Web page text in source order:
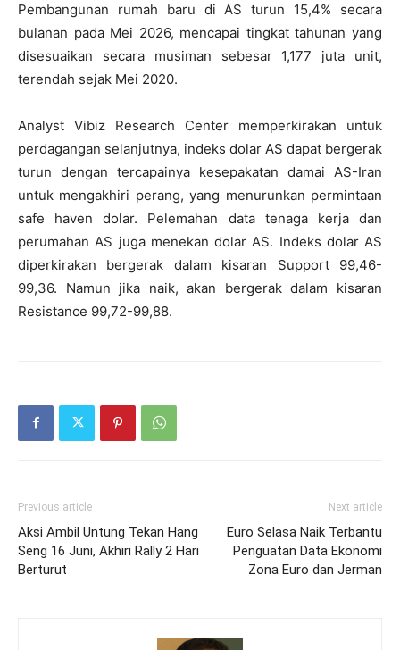
Pembangunan rumah baru di AS turun 15,4% secara
bulanan pada Mei 2026, mencapai tingkat tahunan yang
disesuaikan secara musiman sebesar 1,177 juta unit,
terendah sejak Mei 2020.
Analyst Vibiz Research Center memperkirakan untuk
perdagangan selanjutnya, indeks dolar AS dapat bergerak
turun dengan tercapainya kesepakatan damai AS-Iran
untuk mengakhiri perang, yang menurunkan permintaan
safe haven dolar. Pelemahan data tenaga kerja dan
perumahan AS juga menekan dolar AS. Indeks dolar AS
diperkirakan bergerak dalam kisaran Support 99,46-
99,36. Namun jika naik, akan bergerak dalam kisaran
Resistance 99,72-99,88.
Previous article
Aksi Ambil Untung Tekan Hang
Seng 16 Juni, Akhiri Rally 2 Hari
Berturut
Next article
Euro Selasa Naik Terbantu
Penguatan Data Ekonomi
Zona Euro dan Jerman